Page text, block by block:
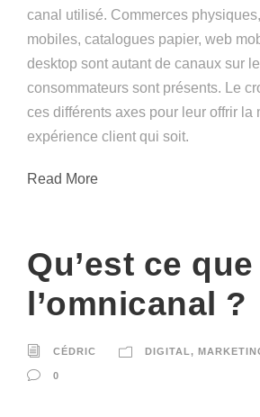
canal utilisé. Commerces
mobiles, catalogues papier, web
desktop sont autant de canaux sur
consommateurs sont présents. Le
ces différents axes pour leur offrir la
expérience client qui soit.
Read More
Qu’est ce que
l’omnicanal ?
CÉDRIC DIGITAL ,
0